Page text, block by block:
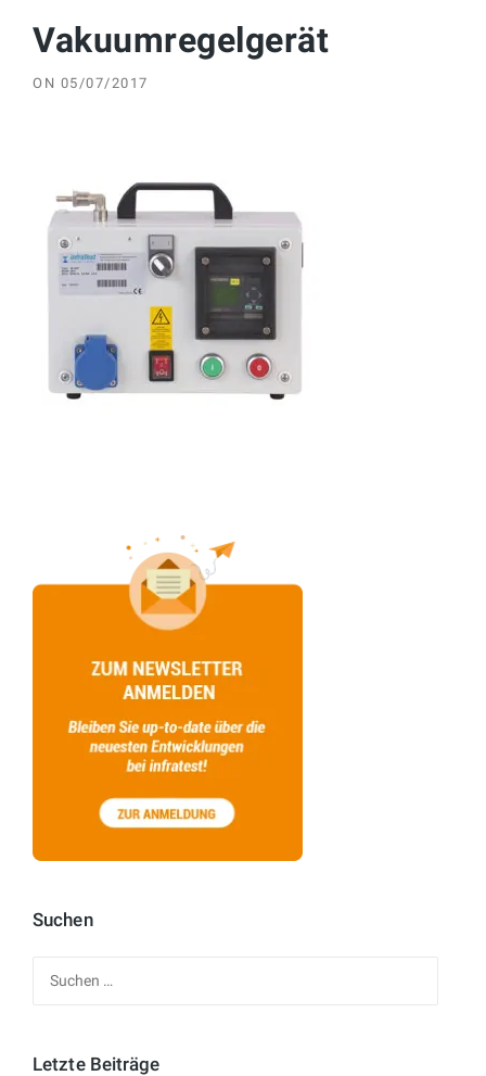
Vakuumregelgerät
ON 05/07/2017
Suchen
Letzte Beiträge